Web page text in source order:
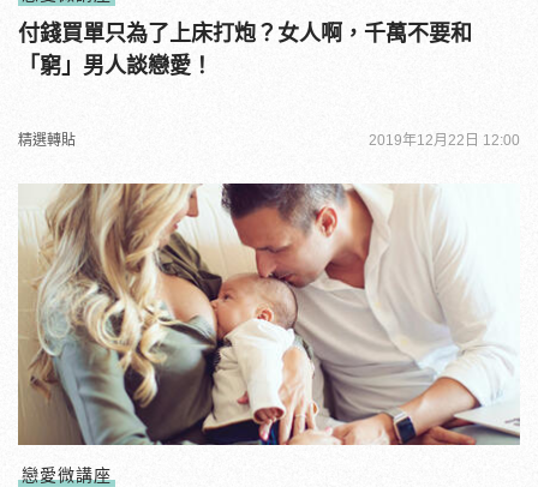
付錢買單只為了上床打炮？女人啊，千萬不要和
「窮」男人談戀愛！
精選轉貼 2019年12月22日 12:00
戀愛微講座